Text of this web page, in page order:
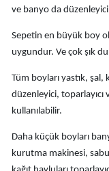
ve banyo da
Sepetin en büyük boy
uygundur. Ve çok şık
Tüm boyları yastık,
düzenleyici,
kullanılabilir.
Daha küçük boyları
kurutma makinesi,